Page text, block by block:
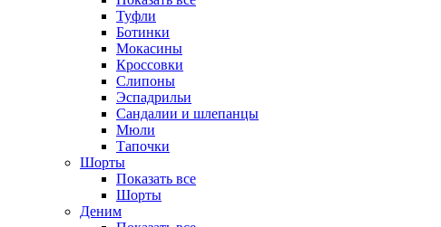
Туфли
Ботинки
Мокасины
Кроссовки
Слипоны
Эспадрильи
Сандалии и шлепанцы
Мюли
Тапочки
Шорты
Показать все
Шорты
Деним